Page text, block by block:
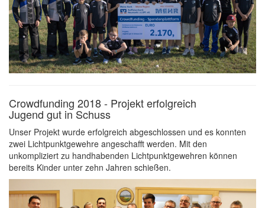
Crowdfunding 2018 - Projekt erfolgreich
Jugend gut in Schuss
Unser Projekt wurde erfolgreich abgeschlossen und es konnten
zwei Lichtpunktgewehre angeschafft werden. Mit den
unkompliziert zu handhabenden Lichtpunktgewehren können
bereits Kinder unter zehn Jahren schießen.